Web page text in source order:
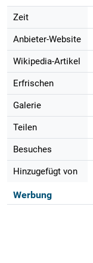
Zeit
Anbieter-Website
Wikipedia-Artikel
Erfrischen
Galerie
Teilen
Besuches
Hinzugefügt von
Werbung